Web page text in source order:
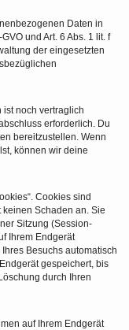
Daten in
und Art. 6 Abs. 1 lit. f
der eingesetzten
noch vertraglich
erforderlich. Du
bereitzustellen. Wenn
können wir deine
Cookies sind
Schaden an. Sie
Sitzung (Session-
Ihrem Endgerät
Besuchs automatisch
gespeichert, bis
durch Ihren
auf Ihrem Endgerät